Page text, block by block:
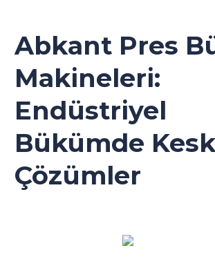
Abkant Pres
Makineleri:
Endüstriyel
Bükümde
Çözümler
Büküm
Makineleri:
Endüstriyel
Bükümde
Çözümler